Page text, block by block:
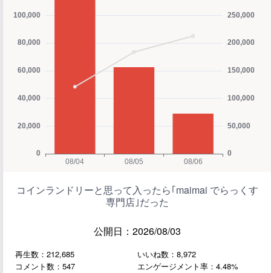
コインランドリーと思って入ったら｢maimai でらっくす
専門店｣だった
公開日：2026/08/03
再生数：212,685
いいね数：8,972
コメント数：547
エンゲージメント率：4.48%